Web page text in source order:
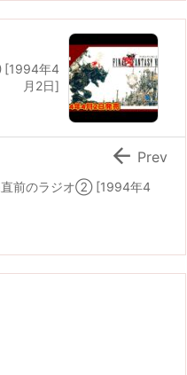
[1994年4
月2日]
直前のラジオ② [1994年4
 Prev